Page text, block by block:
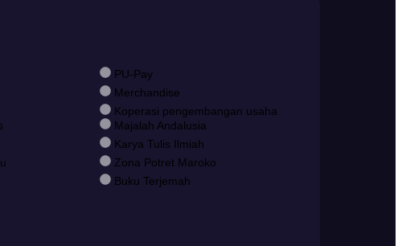
PU-Pay
Merchandise
Koperasi pengembangan usaha
Majalah Andalusia
Karya Tulis Ilmiah
Zona Potret Maroko
Buku Terjemah